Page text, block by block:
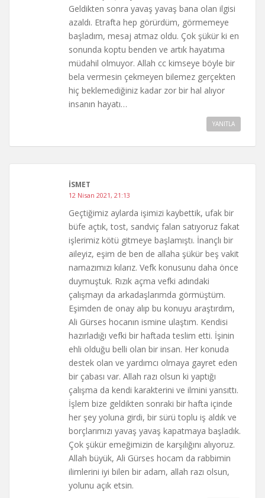
Geldikten sonra yavaş yavaş bana olan ilgisi
azaldı. Etrafta hep görürdüm, görmemeye
başladım, mesaj atmaz oldu. Çok şükür ki en
sonunda koptu benden ve artık hayatıma
müdahil olmuyor. Allah cc kimseye böyle bir
bela vermesin çekmeyen bilemez gerçekten
hiç beklemediğiniz kadar zor bir hal alıyor
insanın hayatı…
YANITLA
İSMET
12 Nisan 2021, 21:13
Geçtiğimiz aylarda işimizi kaybettik, ufak bir
büfe açtık, tost, sandviç falan satıyoruz fakat
işlerimiz kötü gitmeye başlamıştı. İnançlı bir
aileyiz, eşim de ben de allaha şükür beş vakit
namazımızı kılarız. Vefk konusunu daha önce
duymuştuk. Rızık açma vefki adındaki
çalışmayı da arkadaşlarımda görmüştüm.
Eşimden de onay alıp bu konuyu araştırdım,
Ali Gürses hocanın ismine ulaştım. Kendisi
hazırladığı vefki bir haftada teslim etti. İşinin
ehli olduğu belli olan bir insan. Her konuda
destek olan ve yardımcı olmaya gayret eden
bir çabası var. Allah razı olsun ki yaptığı
çalışma da kendi karakterini ve ilmini yansıttı.
İşlem bize geldikten sonraki bir hafta içinde
her şey yoluna girdi, bir sürü toplu iş aldık ve
borçlarımızı yavaş yavaş kapatmaya başladık.
Çok şükür emeğimizin de karşılığını alıyoruz.
Allah büyük, Ali Gürses hocam da rabbimin
ilimlerini iyi bilen bir adam, allah razı olsun,
yolunu açık etsin.